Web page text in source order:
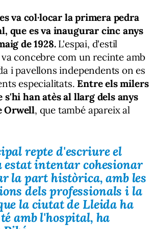
va col·locar la primera pedra
que es va inaugurar cinc anys
de 1928.L'espai, d'estil
concebre com un recinte amb
i pavellons independents on es
especialitats. Entre els milers
s'hi han atès al llarg dels anys
Orwell, que també apareix al
repte d'escriure el
estat intentar cohesionar
la part històrica, amb les
dels professionals i la
la ciutat de Lleida ha
amb l'hospital, ha